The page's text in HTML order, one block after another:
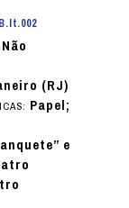
Não
(RJ)
Papel;
e